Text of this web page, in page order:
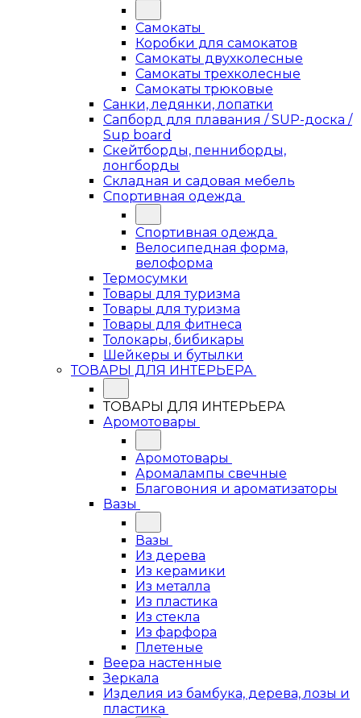
Самокаты
Коробки для самокатов
Самокаты двухколесные
Самокаты трехколесные
Самокаты трюковые
Санки, ледянки, лопатки
Сапборд для плавания / SUP-доска /
Sup board
Скейтборды, пенниборды,
лонгборды
Складная и садовая мебель
Спортивная одежда
Спортивная одежда
Велосипедная форма,
велоформа
Термосумки
Товары для туризма
Товары для туризма
Товары для фитнеса
Толокары, бибикары
Шейкеры и бутылки
ТОВАРЫ ДЛЯ ИНТЕРЬЕРА
ТОВАРЫ ДЛЯ ИНТЕРЬЕРА
Аромотовары
Аромотовары
Аромалампы свечные
Благовония и ароматизаторы
Вазы
Вазы
Из дерева
Из керамики
Из металла
Из пластика
Из стекла
Из фарфора
Плетеные
Веера настенные
Зеркала
Изделия из бамбука, дерева, лозы и
пластика